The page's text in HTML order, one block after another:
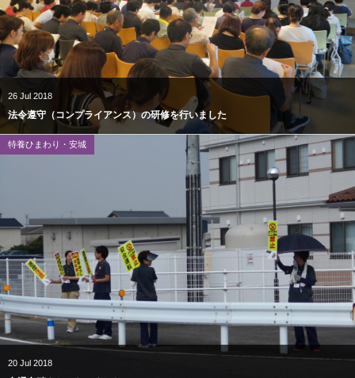
26 Jul 2018
法令遵守（コンプライアンス）の研修を行いました
特養ひまわり・安城
20 Jul 2018